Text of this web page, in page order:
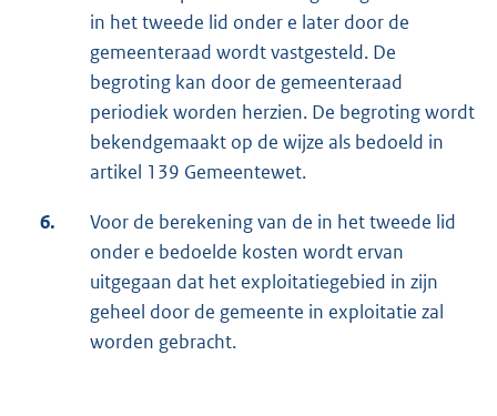
in het tweede lid onder e later door de
gemeenteraad wordt vastgesteld. De
begroting kan door de gemeenteraad
periodiek worden herzien. De begroting wordt
bekendgemaakt op de wijze als bedoeld in
artikel 139 Gemeentewet.
6.
Voor de berekening van de in het tweede lid
onder e bedoelde kosten wordt ervan
uitgegaan dat het exploitatiegebied in zijn
geheel door de gemeente in exploitatie zal
worden gebracht.